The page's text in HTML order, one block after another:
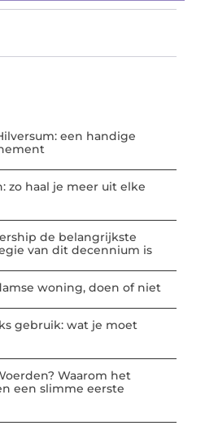
een handige
zo haal je meer uit elke
de belangrijkste
van dit decennium is
woning, doen of niet
gebruik: wat je moet
Waarom het
een slimme eerste